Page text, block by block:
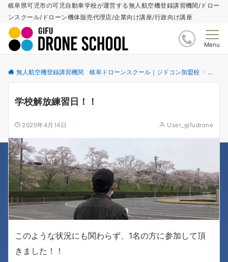
岐阜県可児市の可児自動車学校が運営する無人航空機登録講習機関/ドロー
ンスクール/ドローン機体販売代理店/企業向け講座/行政向け講座
Menu
無人航空機登録講習機関 岐阜ドローンスクール｜ジドコン加盟校 更新
学校解放練習日！！
2020年4月14日 User_gifudrone
このような状況にも関わらず、1名の方に参加して頂
きました！！